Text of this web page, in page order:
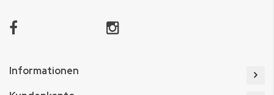
Informationen